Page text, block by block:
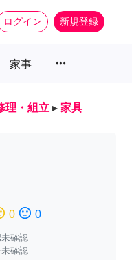
ログイン 新規登録
家事 more_horiz
理・組立 ▸ 家具
0 sentiment_dissatisfied 0
確認
確認